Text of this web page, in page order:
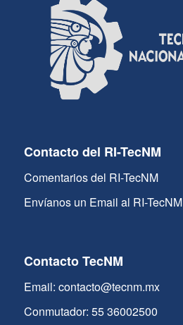
Contacto del RI-TecNM
Comentarios del RI-TecNM
Envíanos un Email al RI-TecNM
Contacto TecNM
Email: contacto@tecnm.mx
Conmutador: 55 36002500